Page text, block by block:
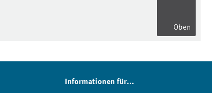
Oben
Informationen für...